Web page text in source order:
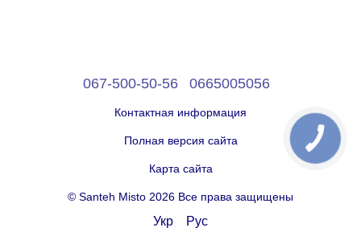
067-500-50-56 0665005056
Контактная информация
Полная версия сайта
Карта сайта
© Santeh Misto 2026 Все права защищены
Укр Рус